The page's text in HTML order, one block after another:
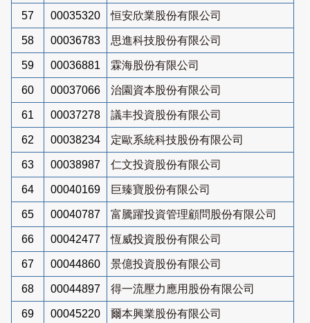
57 00035320 恒安欣業股份有限公司
58 00036783 思進科技股份有限公司
59 00036881 霖海股份有限公司
60 00037066 治園資本股份有限公司
61 00037278 議丰投資股份有限公司
62 00038234 定歐系統科技股份有限公司
63 00038987 仁文投資股份有限公司
64 00040169 巨臻寶股份有限公司
65 00040787 富騰躍投資管理顧問股份有限公司
66 00042477 恆威投資股份有限公司
67 00044860 景億投資股份有限公司
68 00044897 得一流壓力應用股份有限公司
69 00045220 爾本興業股份有限公司